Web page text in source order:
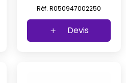
23-145 +2,50 prix
net
Réf. R050947002250
Devis